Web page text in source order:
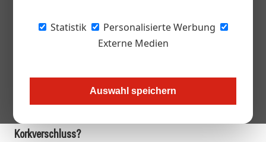
Statistik
Personalisierte Werbung
Externe Medien
Auswahl speichern
30. Juni 2025
Spritziger Sommerhit
Neustifter - leicht, aromatisch und perfekt für heiße Tage.
Korkverschluss?